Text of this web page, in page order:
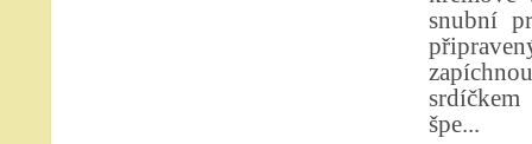
snubní
špe...